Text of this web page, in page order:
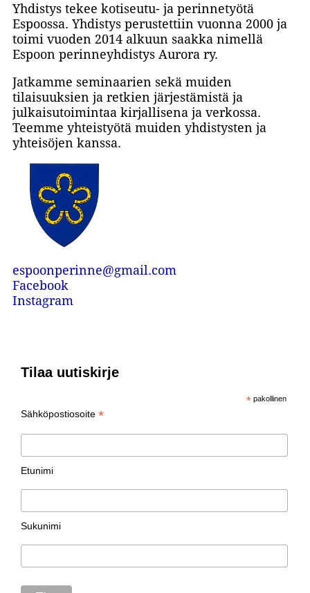
Yhdistys tekee kotiseutu- ja perinnetyötä
Espoossa. Yhdistys perustettiin vuonna 2000 ja
toimi vuoden 2014 alkuun saakka nimellä
Espoon perinneyhdistys Aurora ry.
Jatkamme seminaarien sekä muiden
tilaisuuksien ja retkien järjestämistä ja
julkaisutoimintaa kirjallisena ja verkossa.
Teemme yhteistyötä muiden yhdistysten ja
yhteisöjen kanssa.
espoonperinne@gmail.com
Facebook
Instagram
Tilaa uutiskirje
* pakollinen
Sähköpostiosoite*
Etunimi
Sukunimi